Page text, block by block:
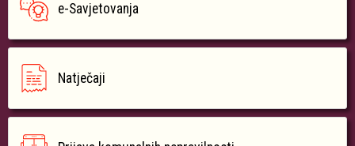
e-Savjetovanja
Natječaji